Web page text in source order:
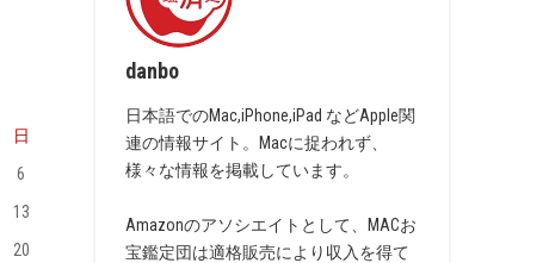
日
6
13
20
danbo
日本語でのMac,iPhone,iPad などApple関
連の情報サイト。Macに捉われず、
様々な情報を掲載しています。
Amazonのアソシエイトとして、MACお
宝鑑定団は適格販売により収入を得て